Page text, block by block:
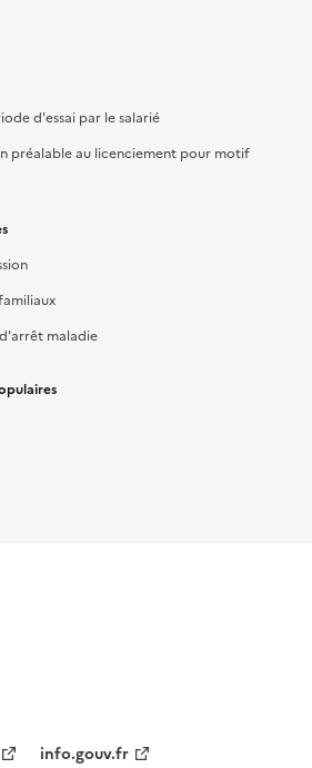
d'essai par le salarié
préalable au licenciement pour motif
maladie
info.gouv.fr